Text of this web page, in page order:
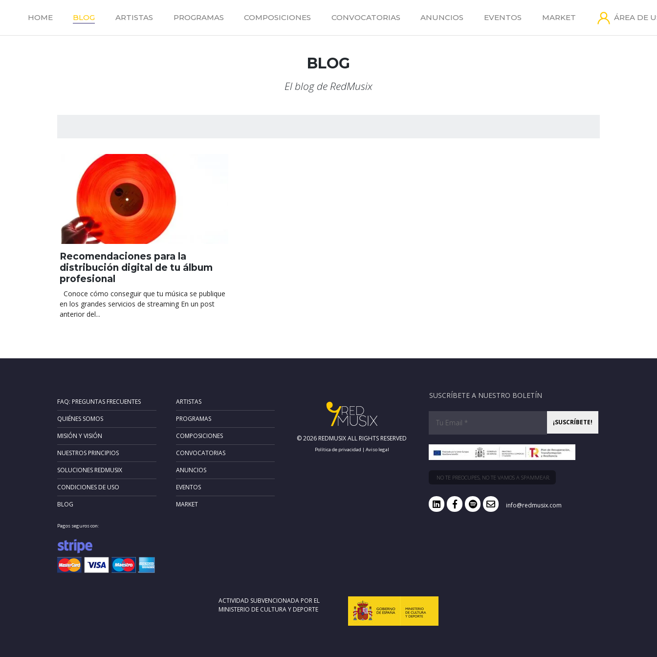
HOME BLOG ARTISTAS PROGRAMAS COMPOSICIONES CONVOCATORIAS ANUNCIOS EVENTOS MARKET ÁREA DE
BLOG
El blog de RedMusix
Recomendaciones para la
distribución digital de tu álbum
profesional
Conoce cómo conseguir que tu música se publique
en los grandes servicios de streaming En un post
anterior del...
FAQ: PREGUNTAS FRECUENTES
QUIÉNES SOMOS
MISIÓN Y VISIÓN
NUESTROS PRINCIPIOS
SOLUCIONES REDMUSIX
CONDICIONES DE USO
BLOG
ARTISTAS
PROGRAMAS
COMPOSICIONES
CONVOCATORIAS
ANUNCIOS
EVENTOS
MARKET
Pagos seguros con:
© 2026 REDMUSIX ALL RIGHTS RESERVED
Política de privacidad | Aviso legal
SUSCRÍBETE A NUESTRO BOLETÍN
NO TE PREOCUPES, NO TE VAMOS A SPAMMEAR.
info@redmusix.com
ACTIVIDAD SUBVENCIONADA POR EL
MINISTERIO DE CULTURA Y DEPORTE